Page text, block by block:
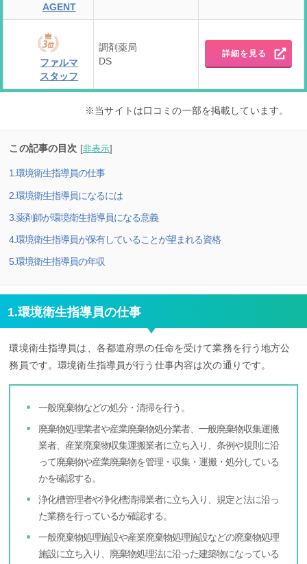
AGENT
ファルマ
スタッフ
調剤薬局
DS
詳細を見る
※当サイトは口コミの一部を掲載しています。
この記事の目次 [非表示]
1.環境衛生指導員の仕事
2.環境衛生指導員になるには
3.薬剤師が環境衛生指導員になる意義
4.環境衛生指導員が保有していることが望まれる資格
5.環境衛生指導員の年収
1.環境衛生指導員の仕事
環境衛生指導員は、各都道府県の任命を受けて業務を行う地方公
務員です。環境衛生指導員が行う仕事内容は次の通りです。
一般廃棄物などの処分・清掃を行う。
廃棄物処理業者や産業廃棄物処分業者、一般廃棄物収集運搬
業者、産業廃棄物収集運搬業者に立ち入り、条例や規則に沿
って廃棄物や産業廃棄物を管理・収集・運搬・処分している
かを確認する。
浄化槽管理者や浄化槽清掃業者に立ち入り、規定と法に沿っ
た業務を行っているか確認する。
一般廃棄物処理施設や産業廃棄物処理施設などの廃棄物処理
施設に立ち入り、廃棄物処理法に沿った建築物になっている